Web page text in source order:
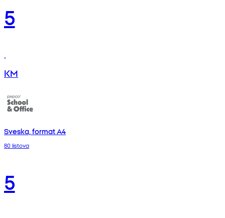
5
KM
Sveska, format A4
80 listova
5